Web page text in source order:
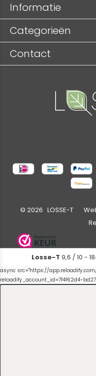
Informatie
Categorieën
Contact
© 2026 LOSSE-T
Losse-T 9,6 / 10 -
async src="https://
reloadify_account_id=7f4f62d4-bd27-